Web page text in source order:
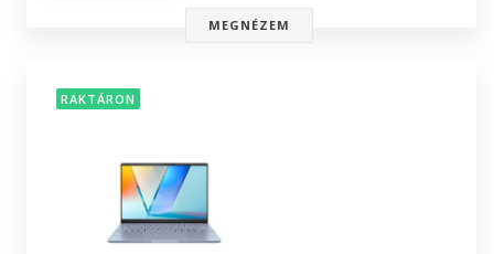
MEGNÉZEM
RAKTÁRON